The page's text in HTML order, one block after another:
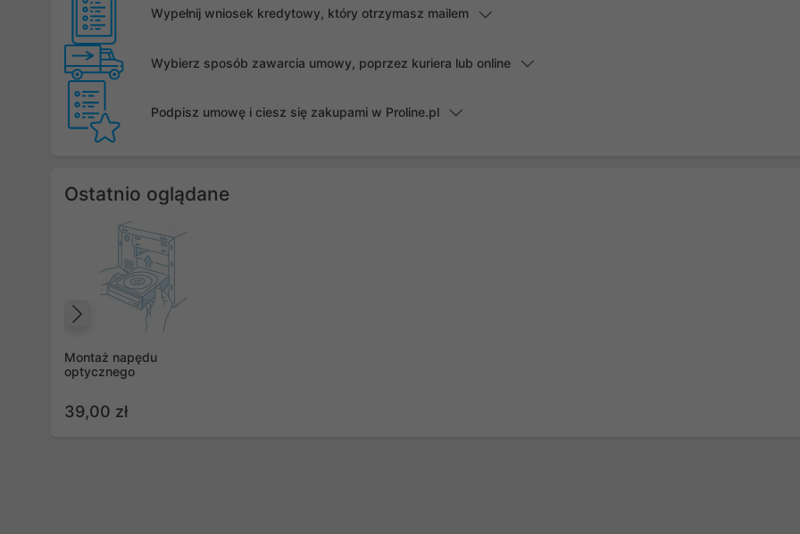
Wypełnij wniosek kredytowy, który otrzymasz mailem
Wybierz sposób zawarcia umowy, poprzez kuriera lub online
Podpisz umowę i ciesz się zakupami w Proline.pl
Ostatnio oglądane
Montaż napędu
optycznego
39,00 zł
Poprzedni